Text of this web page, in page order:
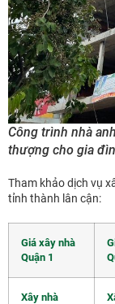
Công trình nhà
thượng cho gia
Tham khảo dịch vụ
tỉnh thành lân cận:
Giá xây nhà
Quận 1
Xây nhà